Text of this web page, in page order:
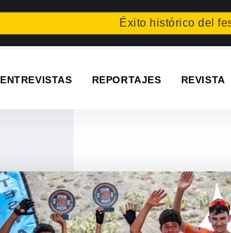
Éxito histórico del festival en
ENTREVISTAS REPORTAJES REVISTA